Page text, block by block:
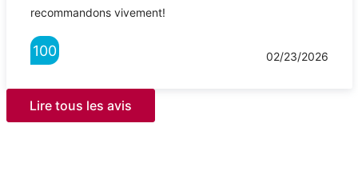
recommandons vivement!
100 02/23/2026
Lire tous les avis